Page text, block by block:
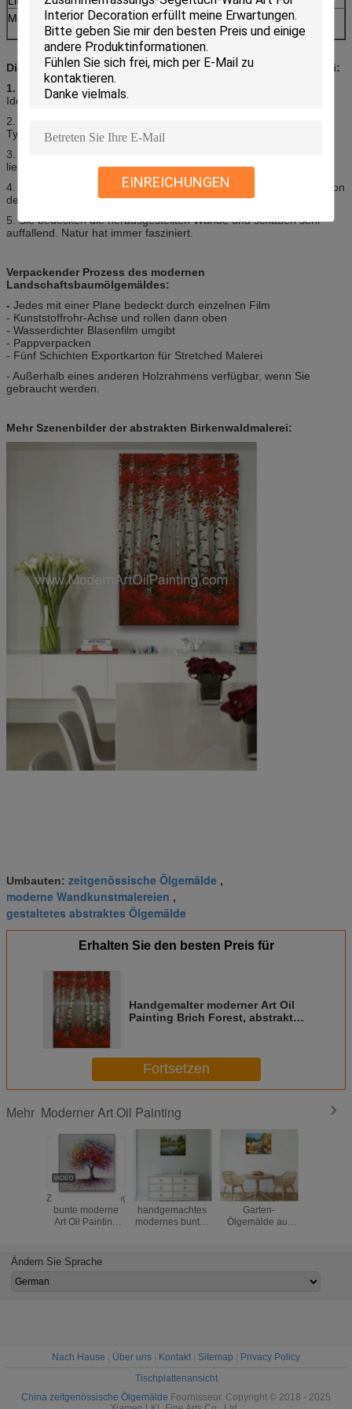
EINREICHUNGEN
Material
Acryl/Ölfarbe auf Leinen-/Baumwoll-/Polyester-
Gewebe
Die Anwendungsspitzen moderner der Ahornwaldacrylmalerei:
1.
Landschaftssegeltuch-Kunstmalereien sind- einige der besten
Ideen für Grafik.
2. Landschaftswand-Kunstmalerei gab eine subtile Stimme in der
Tyrannei der Ära des Widerstands.
3. Die vielen Metaphern, die vom Künstler beherrscht werden,
liefern eine Reihe Möglichkeiten.
4. sind klare Landschaft und bloße Ebenen von der Freiheit und von
der Anarchie voll.
5. Sie bedecken die herausgestellten Wände und schauen sehr
auffallend. Natur hat immer fasziniert.
Verpackender Prozess des modernen
Landschaftsbaumölgemäldes:
- Jedes mit einer Plane bedeckt durch einzelnen Film
- Kunststoffrohr-Achse und rollen dann oben
- Wasserdichter Blasenfilm umgibt
- Pappverpacken
- Fünf Schichten Exportkarton für Stretched Malerei
- Außerhalb eines anderen Holzrahmens verfügbar, wenn Sie
gebraucht werden.
Mehr Szenenbilder der abstrakten Birkenwaldmalerei:
Umbauten: zeitgenössische Ölgemälde ,
moderne Wandkunstmalereien ,
gestaltetes abstraktes Ölgemälde
Erhalten Sie den besten Preis für
Handgemalter moderner Art Oil
Painting Brich Forest, abstrakte
Fortsetzen
Mehr Moderner Art Oil Painting
Zusammenfassungs-
bunte moderne
Art Oil Painting
Wohnzimmer 32"
X 32"
100%
handgemachtes
modernes buntes
Mittelmeer-
Garten-
Ölgemälde auf
Ändern Sie Sprache
Nach Hause Über uns Kontakt Sitemap
Privacy Policy
Tischplattenansicht
China zeitgenössische Ölgemälde Fournisseur. Copyright © 2018 - 2025